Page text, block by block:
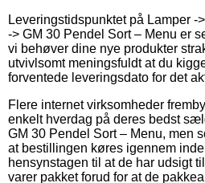
Leveringstidspunktet på Lamper -
-> GM 30 Pendel Sort – Menu er
vi behøver dine nye produkter
utvivlsomt meningsfuldt at du
forventede leveringsdato for det
Flere internet virksomheder
enkelt hverdag på deres bedst
GM 30 Pendel Sort – Menu, men
at bestillingen køres igennem
hensynstagen til at de har udsigt
varer pakket forud for at de